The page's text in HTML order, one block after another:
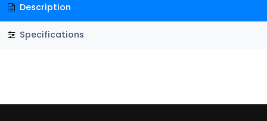
Description
Specifications